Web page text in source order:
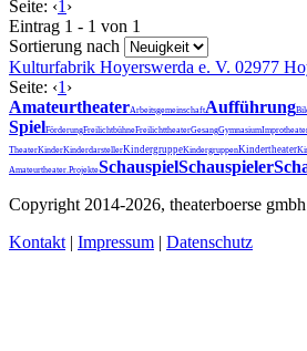
Seite: ‹1 ›
Eintrag 1 - 1 von 1
Sortierung nach
Kulturfabrik Hoyerswerda e. V. 02977
Seite: ‹1 ›
AmateurtheaterArbeitsgemeinschaftAufführung
SpielFörderungFreilichtbühneFreilichttheaterGesangGymnasium
TheaterKinderKinderdarstellerKindergruppeKindergruppenKindertheater
Amateurtheater.ProjekteSchauspielSchauspieler
Copyright 2014-2026, theaterboerse gmbh
Kontakt | Impressum | Datenschutz